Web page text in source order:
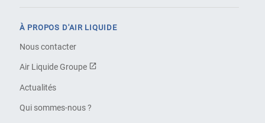
À PROPOS D'AIR LIQUIDE
Nous contacter
Air Liquide Groupe
Actualités
Qui sommes-nous ?